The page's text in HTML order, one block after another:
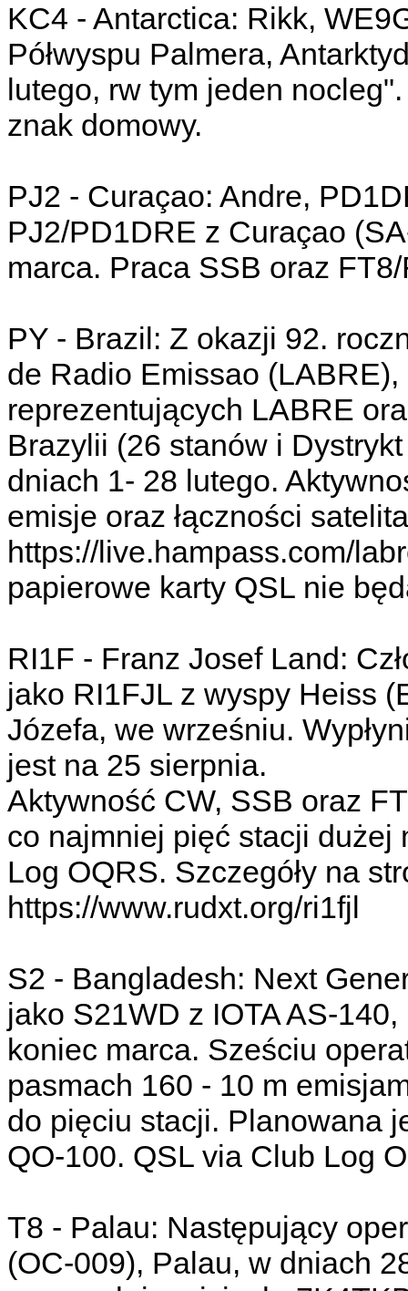
KC4 - Antarctica: Rikk,
Półwyspu Palmera,
lutego, rw tym jeden
znak domowy.
PJ2 - Curaçao: Andre,
PJ2/PD1DRE z Curaçao
marca. Praca SSB oraz
PY - Brazil: Z okazji 92.
de Radio Emissao
reprezentujących LABRE
Brazylii (26 stanów i
dniach 1- 28 lutego.
emisje oraz łączności
https://live.hampass.com/
papierowe karty QSL nie
RI1F - Franz Josef Land:
jako RI1FJL z wyspy Heiss
Józefa, we wrześniu.
jest na 25 sierpnia.
Aktywność CW, SSB oraz
co najmniej pięć stacji dużej
Log OQRS. Szczegóły na
https://www.rudxt.org/ri1fjl
S2 - Bangladesh: Next
jako S21WD z IOTA AS-
koniec marca. Sześciu
pasmach 160 - 10 m
do pięciu stacji. Planowana
QO-100. QSL via Club Log
T8 - Palau: Następujący
(OC-009), Palau, w dniach